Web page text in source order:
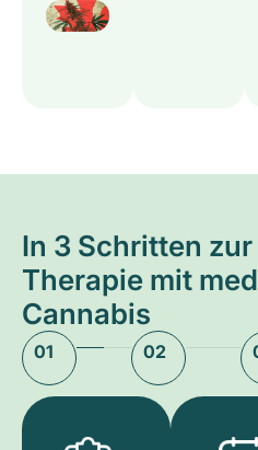
In 3 Schritten
Therapie mit
Cannabis
01 02